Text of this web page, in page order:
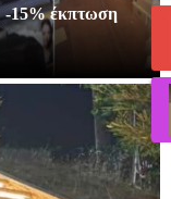
-15% έκπτωση